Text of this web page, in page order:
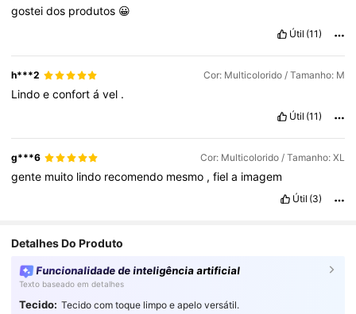
gosteidos produtos 😀
Útil (11)
h***2 Cor: Multicolorido / Tamanho: M
Lindoeconfortável .
Útil (11)
g***6 Cor: Multicolorido / Tamanho: XL
gente muito lindo recomendo mesmo ,fiela imagem
Útil (3)
Detalhes Do Produto
Funcionalidade de inteligência artificial
Texto baseado em detalhes
Tecido: Tecido com toque limpo e apelo versátil.